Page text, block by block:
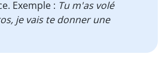
Exemple : Tu m'as volé
je vais te donner une